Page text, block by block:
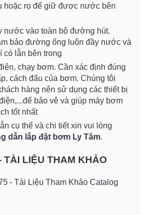
hoặc rọ để giữ được nước bên
nước vào toàn bộ đường hút.
bảo đường ống luôn đầy nước và
có lẫn bên trong
chạy bơm. Cần xác định đúng
cách đấu của bơm. Chúng tôi
hàng nên sử dụng các thiết bị
bảo vệ và giúp máy bơm
tốt nhất
cụ thể và chi tiết xin vui lòng
dẫn lắp đặt bơm Ly Tâm.
TÀI LIỆU THAM KHẢO
Catalog